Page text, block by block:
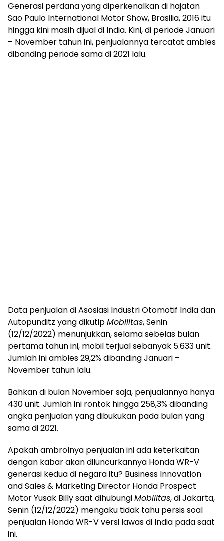
Generasi perdana yang diperkenalkan di hajatan
Sao Paulo International Motor Show, Brasilia, 2016 itu
hingga kini masih dijual di India. Kini, di periode Januari
– November tahun ini, penjualannya tercatat ambles
dibanding periode sama di 2021 lalu.
Data penjualan di Asosiasi Industri Otomotif India dan
Autopunditz yang dikutipMobilitas, Senin
(12/12/2022) menunjukkan, selama sebelas bulan
pertama tahun ini, mobil terjual sebanyak 5.633 unit.
Jumlah ini ambles 29,2% dibanding Januari –
November tahun lalu.
Bahkan di bulan November saja, penjualannya hanya
430 unit. Jumlah ini rontok hingga 258,3% dibanding
angka penjualan yang dibukukan pada bulan yang
sama di 2021.
Apakah ambrolnya penjualan ini ada keterkaitan
dengan kabar akan diluncurkannya Honda WR-V
generasi kedua di negara itu? Business Innovation
and Sales & Marketing Director Honda Prospect
Motor Yusak Billy saat dihubungiMobilitas, di Jakarta,
Senin (12/12/2022) mengaku tidak tahu persis soal
penjualan Honda WR-V versi lawas di India pada saat
ini.